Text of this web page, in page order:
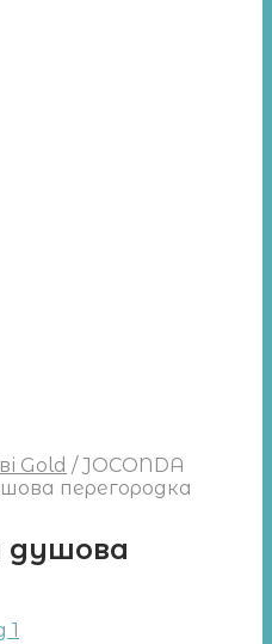
Gold /JOCONDA
перегородка
душова
1